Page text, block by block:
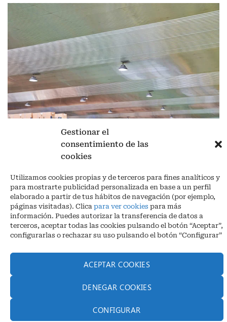
Gestionar el
consentimiento de las
cookies
Utilizamos cookies propias y de terceros para fines analíticos y
para mostrarte publicidad personalizada en base a un perfil
elaborado a partir de tus hábitos de navegación (por ejemplo,
páginas visitadas). Clica para ver cookies para más
información. Puedes autorizar la transferencia de datos a
terceros, aceptar todas las cookies pulsando el botón “Aceptar”,
configurarlas o rechazar su uso pulsando el botón “Configurar”
ACEPTAR COOKIES
DENEGAR COOKIES
CONFIGURAR
Ctra. A-3132, De Aguilar a A-318 por Moriles km 15,5 M.I. (Córdoba)
España
COORDENADAS: Latitud: 37,40 – Longitud -04,58 | Telf. + 34 957 51
30 68
info@infrico.com Infrico SL 2026©. Diseñado por Babait Technology